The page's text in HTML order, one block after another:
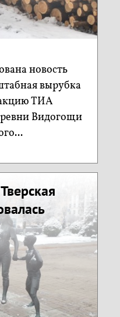
новость
вырубка
ТИА
Видогощи